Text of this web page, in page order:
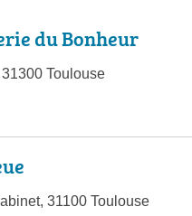
du Bonheur
Toulouse
31100 Toulouse